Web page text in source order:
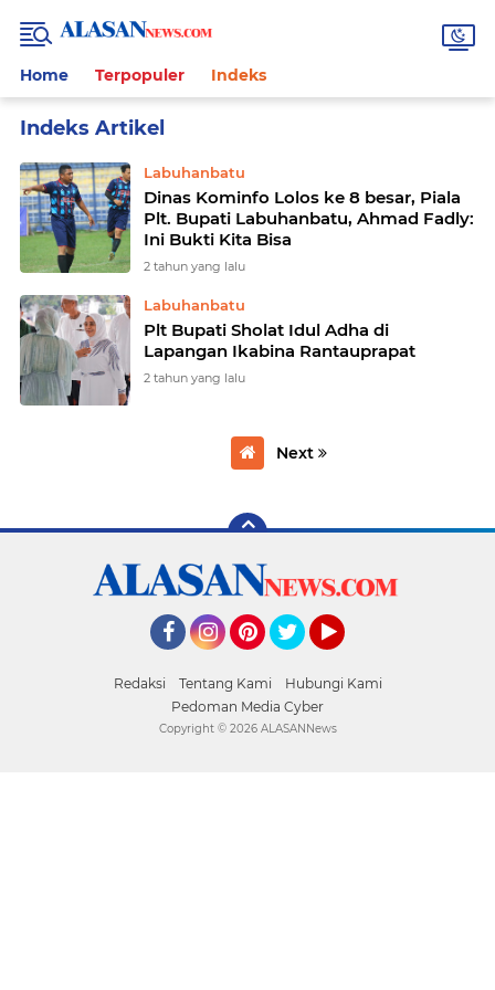
Home Terpopuler Indeks
Labuhanbatu
Dinas Kominfo Lolos ke 8 besar, Piala
Plt. Bupati Labuhanbatu, Ahmad Fadly:
Ini Bukti Kita Bisa
2 tahun yang lalu
Labuhanbatu
Plt Bupati Sholat Idul Adha di
Lapangan Ikabina Rantauprapat
2 tahun yang lalu
Next
Redaksi Tentang Kami
Hubungi Kami
Pedoman Media Cyber
Copyright © 2026 ALASANNews